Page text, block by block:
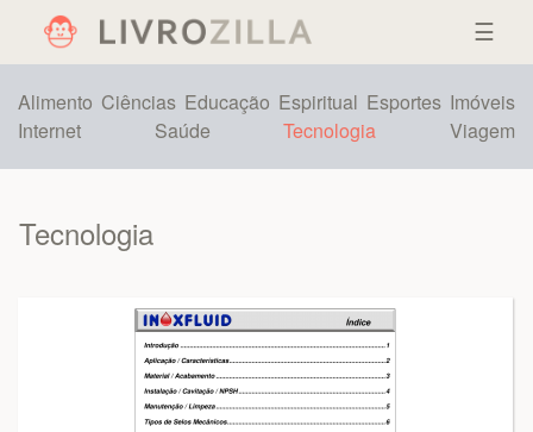
☰
Alimento Ciências Educação Espiritual Esportes Imóveis
Internet
Saúde Tecnologia Viagem
Tecnologia